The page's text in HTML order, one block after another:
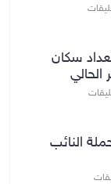
سكان
النائب